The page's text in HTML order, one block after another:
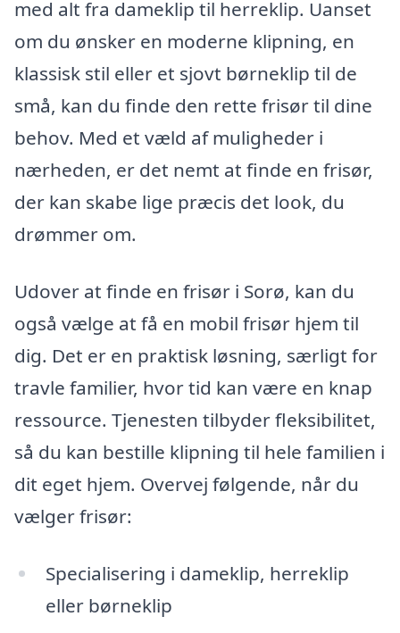
med alt fra dameklip til herreklip. Uanset
om du ønsker en moderne klipning, en
klassisk stil eller et sjovt børneklip til de
små, kan du finde den rette frisør til dine
behov. Med et væld af muligheder i
nærheden, er det nemt at finde en frisør,
der kan skabe lige præcis det look, du
drømmer om.
Udover at finde en frisør i Sorø, kan du
også vælge at få en mobil frisør hjem til
dig. Det er en praktisk løsning, særligt for
travle familier, hvor tid kan være en knap
ressource. Tjenesten tilbyder fleksibilitet,
så du kan bestille klipning til hele familien i
dit eget hjem. Overvej følgende, når du
vælger frisør:
Specialisering i dameklip, herreklip
eller børneklip